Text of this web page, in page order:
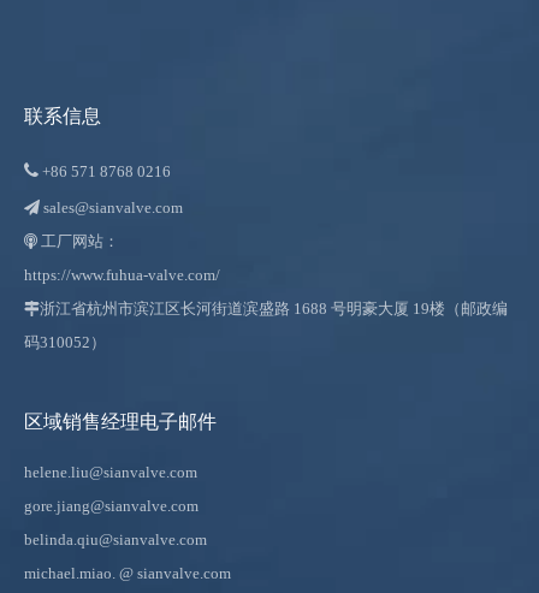
联系信息
 +86 571 8768 0216
 sales@sianvalve.com
 工厂网站：
https://www.fuhua-valve.com/
浙江省杭州市滨江区长河街道滨盛路 1688 号明豪大厦 19楼（邮政编
码310052）
区域销售经理电子邮件
helene.liu@sianvalve.com
gore.jiang@sianvalve.com
belinda.qiu@sianvalve.com
michael.miao. @ sianvalve.com